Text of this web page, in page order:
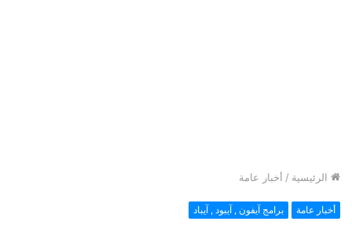
الرئيسية / أخبار عامة
أخبار عامة برامج آيفون , آيبود , آيباد